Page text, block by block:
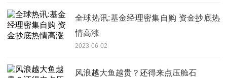
全球热讯:基金经理密集自购 资金抄底热
情高涨
2023-06-02
风浪越大鱼越贵？还得来点压舱石